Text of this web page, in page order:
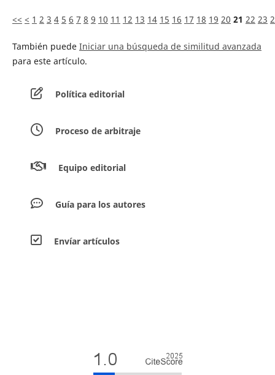
<< < 1 2 3 4 5 6 7 8 9 10 11 12 13 14 15 16 17 18 19 20 21 22 23
También puede Iniciar una búsqueda de similitud avanzada
para este artículo.
Política editorial
Proceso de arbitraje
Equipo editorial
Guía para los autores
Envíar artículos